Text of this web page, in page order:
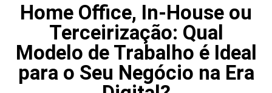
Home Office, In-House ou
Terceirização: Qual
Modelo de Trabalho é Ideal
para o Seu Negócio na Era